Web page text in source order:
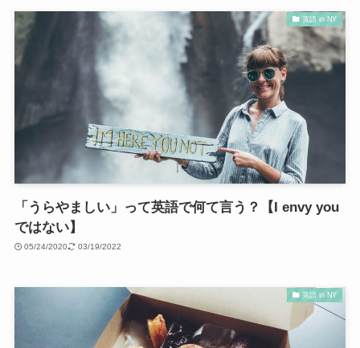
英語 in NY
「うらやましい」って英語で何て言う？【I envy you
ではない】
05/24/2020 03/19/2022
英語 in NY